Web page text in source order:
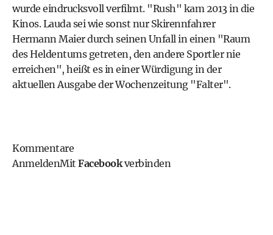
wurde eindrucksvoll verfilmt. "Rush" kam 2013 in die
Kinos. Lauda sei wie sonst nur Skirennfahrer
Hermann Maier durch seinen Unfall in einen "Raum
des Heldentums getreten, den andere Sportler nie
erreichen", heißt es in einer Würdigung in der
aktuellen Ausgabe der Wochenzeitung "Falter".
Kommentare
AnmeldenMit Facebookverbinden